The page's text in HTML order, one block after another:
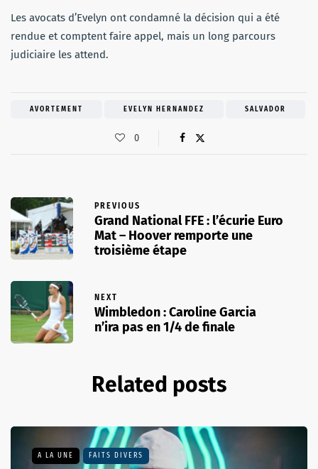
Les avocats d’Evelyn ont condamné la décision qui a été
rendue et comptent faire appel, mais un long parcours
judiciaire les attend.
AVORTEMENT EVELYN HERNANDEZ SALVADOR
0
PREVIOUS
Grand National FFE : l’écurie Euro
Mat – Hoover remporte une
troisième étape
NEXT
Wimbledon : Caroline Garcia
n’ira pas en 1/4 de finale
Related posts
A LA UNE FAITS DIVERS